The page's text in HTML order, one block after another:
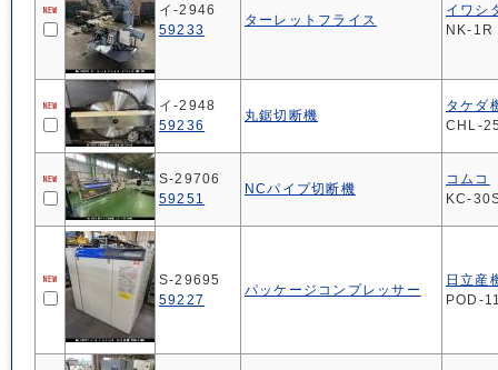
イ-2946
59233
ターレットフライス
イワシ
NK-1R
イ-2948
59236
丸鋸切断機
タケダ
CHL-
S-29706
59251
NCパイプ切断機
コムコ
KC-
S-29695
59227
パッケージコンプレッサー
日立産
POD-